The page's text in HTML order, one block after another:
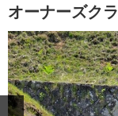
中国
九州
注目の記事
オーナーズク